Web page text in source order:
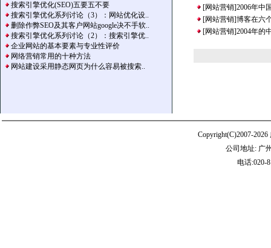
搜索引擎优化(SEO)五要五不要
搜索引擎优化系列讨论（3）：网站优化设..
删除作弊SEO及其客户网站google决不手软..
搜索引擎优化系列讨论（2）：搜索引擎优..
企业网站的基本要素与专业性评价
网络营销常用的十种方法
网站建设采用静态网页为什么容易被搜索..
[网站营销]2006年中
[网站营销]博客在六
[网站营销]2004年的
Copyright(C)2007-
公司地址: 广
电话:020-